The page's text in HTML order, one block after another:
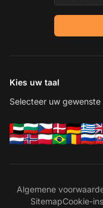
Kies uw taal
Selecteer uw
Algemene
SitemapCookie-